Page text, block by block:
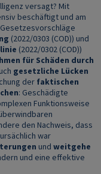
versagt? Mit
beschäftigt und am
Gesetzesvorschläge
(2022/0303 (COD)) und
(2022/0302 (COD))
für Schäden durch
gesetzliche Lücken
der faktischen
: Geschädigte
Funktionsweise
den Nachweis, dass
war
und weitgehe
und eine effektive